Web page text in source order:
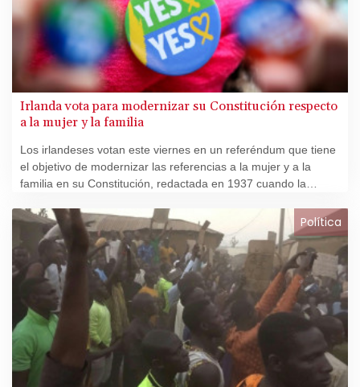
Irlanda vota para modernizar su Constitución respecto
a la mujer y la familia
Los irlandeses votan este viernes en un referéndum que tiene
el objetivo de modernizar las referencias a la mujer y a la
familia en su Constitución, redactada en 1937 cuando la
Política